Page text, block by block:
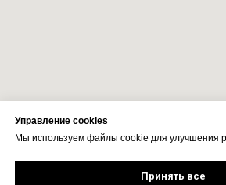
Управление cookies
Мы используем файлы cookie для улучшения
Принять все